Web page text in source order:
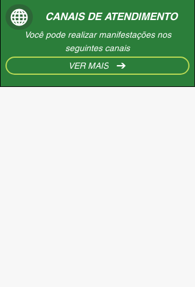
CANAIS DE ATENDIMENTO
Você pode realizar manifestações nos
seguintes canais
VER MAIS